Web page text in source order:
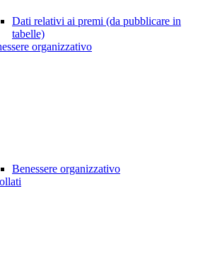
Dati relativi ai premi (da pubblicare in
tabelle)
organizzativo
Benessere organizzativo